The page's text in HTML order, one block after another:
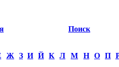
Поиск
Ж З И Й К Л М Н О П